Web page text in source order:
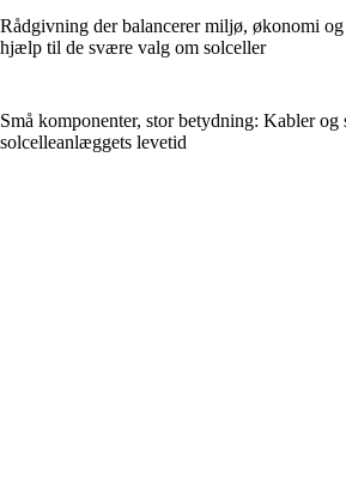
Rådgivning der balancerer miljø, økonomi
hjælp til de svære valg om solceller
Små komponenter, stor betydning: Kabler og
solcelleanlæggets levetid